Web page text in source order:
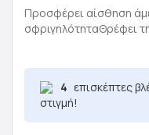
was:
5,90 €.
Προσφέρει αίσθηση
σφριγηλότηταΘρέφει
4 επισκέπτες
στιγμή!